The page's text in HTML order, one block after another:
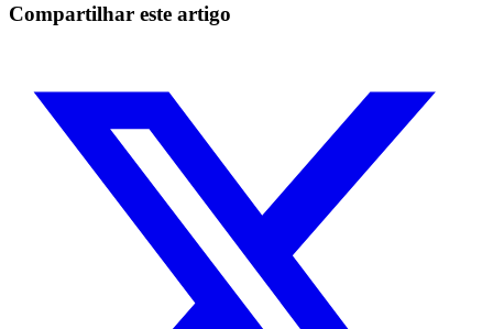
Compartilhar este artigo